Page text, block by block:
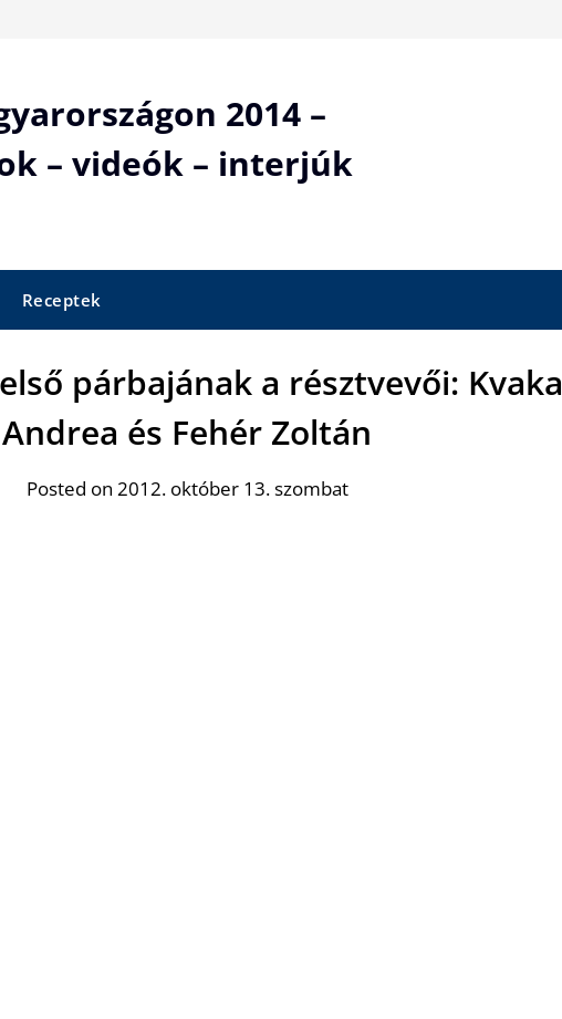
2014 –
– videók – interjúk
Receptek
párbajának a résztvevői: Kvaka
Andrea és Fehér Zoltán
Posted on 2012. október 13. szombat